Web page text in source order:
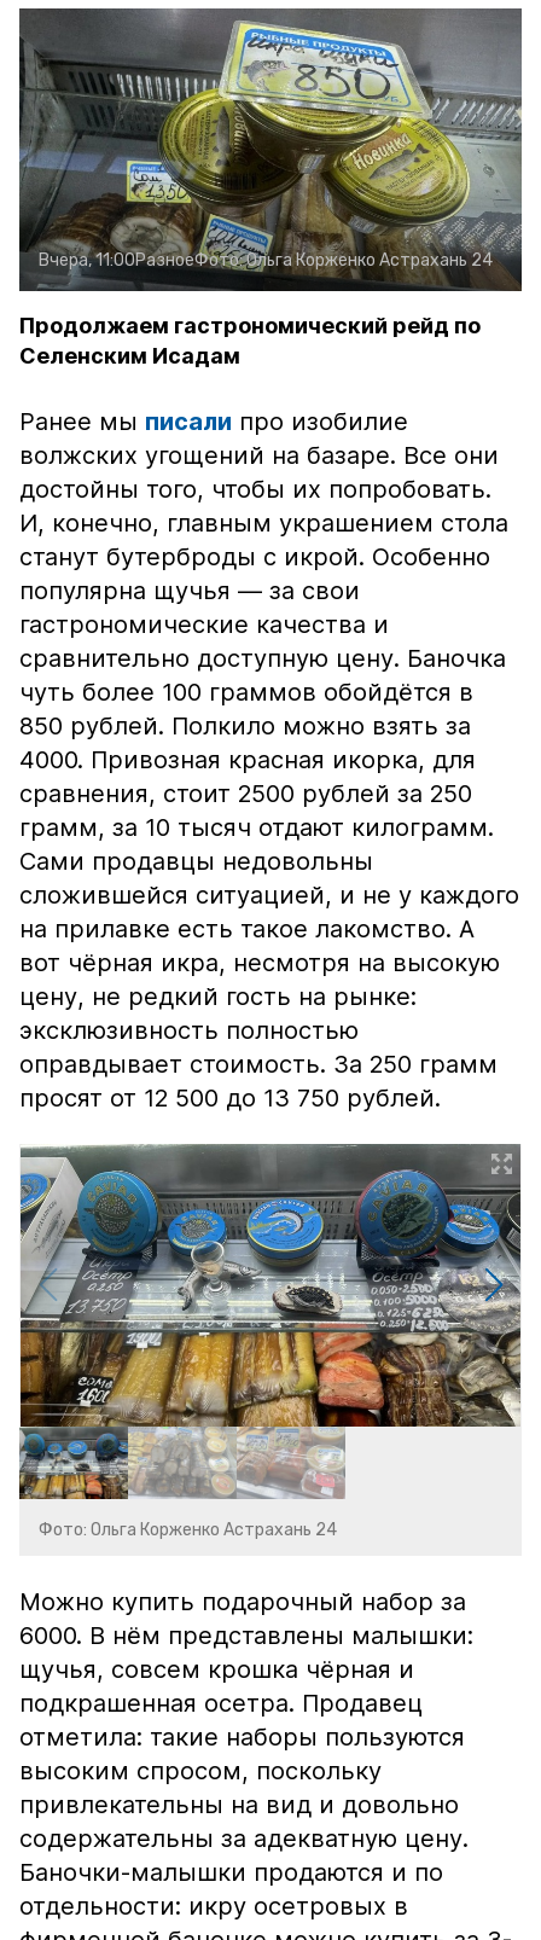
Вчера, 11:00РазноеФото:Ольга Корженко Астрахань 24
Продолжаем гастрономический рейд по
Селенским Исадам
Ранее мы писали про изобилие
волжских угощений на базаре. Все они
достойны того, чтобы их попробовать.
И, конечно, главным украшением стола
станут бутерброды с икрой. Особенно
популярна щучья — за свои
гастрономические качества и
сравнительно доступную цену. Баночка
чуть более 100 граммов обойдётся в
850 рублей. Полкило можно взять за
4000. Привозная красная икорка, для
сравнения, стоит 2500 рублей за 250
грамм, за 10 тысяч отдают килограмм.
Сами продавцы недовольны
сложившейся ситуацией, и не у каждого
на прилавке есть такое лакомство. А
вот чёрная икра, несмотря на высокую
цену, не редкий гость на рынке:
эксклюзивность полностью
оправдывает стоимость. За 250 грамм
просят от 12 500 до 13 750 рублей.
Фото: Ольга Корженко Астрахань 24
Можно купить подарочный набор за
6000. В нём представлены малышки:
щучья, совсем крошка чёрная и
подкрашенная осетра. Продавец
отметила: такие наборы пользуются
высоким спросом, поскольку
привлекательны на вид и довольно
содержательны за адекватную цену.
Баночки-малышки продаются и по
отдельности: икру осетровых в